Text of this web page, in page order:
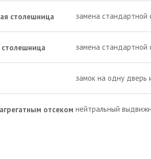
столешница замена стандартной
столешница замена стандартной
замок на одну дверь
отсеком нейтральный